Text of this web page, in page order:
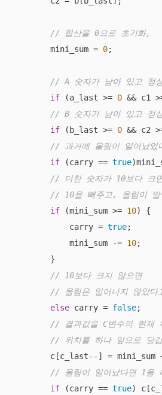
// 합산을 0으로 초기화,
        mini_sum =
0;
// A 숫자가 남아 있고 정
if (a_last >= 0 && c1
// B 숫자가 남아 있고 정
if (b_last >= 0 && c2
// 과거에 올림이 일어났었
if (carry == true
// 더한 숫자가 10보다 크
// 10을 빼주고, 올림이 발
if (mini_sum >= 10) {
            carry =
true;
            mini_sum -=
10;
        }
// 10보다 크지 않으면
// 올림은 일어나지 않았다
else carry = false;
// 결과값을 C변수의 현재
// 위치를 하나 앞으로 당
c[c_last--] = mini_sum
// 올림이 일어났다면 1을
if (carry == true)